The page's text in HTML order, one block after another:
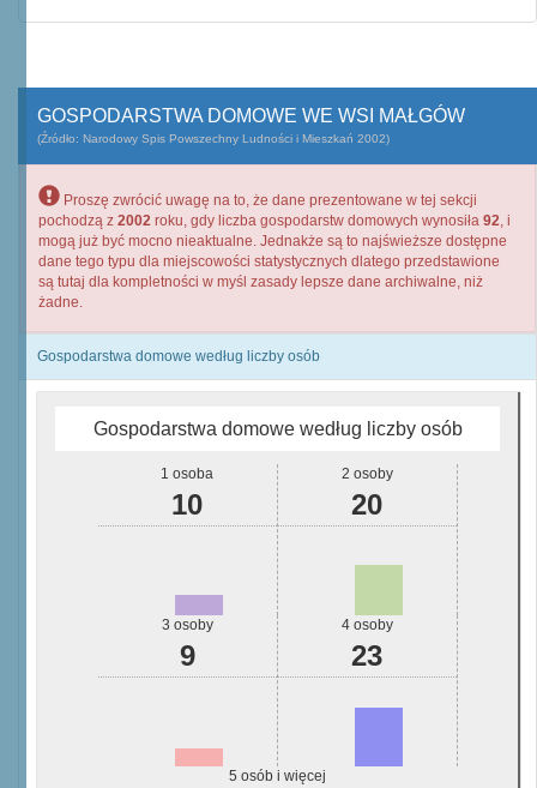
GOSPODARSTWA DOMOWE WE WSI MAŁGÓW
(Źródło: Narodowy Spis Powszechny Ludności i Mieszkań 2002)
Proszę zwrócić uwagę na to, że dane prezentowane w tej sekcji
pochodzą z 2002 roku, gdy liczba gospodarstw domowych wynosiła 92, i
mogą już być mocno nieaktualne. Jednakże są to najświeższe dostępne
dane tego typu dla miejscowości statystycznych dlatego przedstawione
są tutaj dla kompletności w myśl zasady lepsze dane archiwalne, niż
żadne.
Gospodarstwa domowe według liczby osób
Gospodarstwa domowe według liczby osób
1 osoba
10
2 osoby
20
3 osoby
9
4 osoby
23
5 osób i więcej